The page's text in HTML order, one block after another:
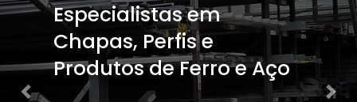
Especialistas em
Chapas, Perfis e
Produtos de Ferro e Aço